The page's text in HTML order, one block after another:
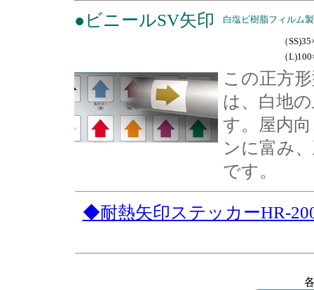
●ビニールSV矢印 白塩ビ樹脂フィルム
（
（
この正方
は、白地
す。屋内
ンに富み
です。
◆耐熱矢印ステッカーHR-